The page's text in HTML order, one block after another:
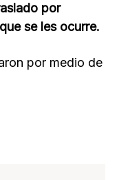
por
se les ocurre.
por medio de